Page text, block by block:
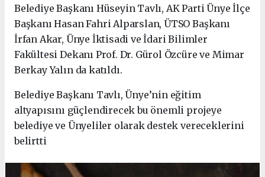
Belediye Başkanı Hüseyin Tavlı, AK Parti Ünye İlçe
Başkanı Hasan Fahri Alparslan, ÜTSO Başkanı
İrfan Akar, Ünye İktisadi ve İdari Bilimler
Fakültesi Dekanı Prof. Dr. Gürol Özcüre ve Mimar
Berkay Yalın da katıldı.
Belediye Başkanı Tavlı, Ünye’nin eğitim
altyapısını güçlendirecek bu önemli projeye
belediye ve Ünyeliler olarak destek vereceklerini
belirtti